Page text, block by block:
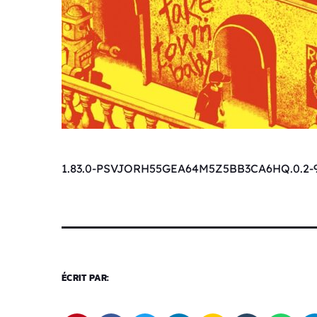
1.83.0-PSVJORH55GEA64M5Z5BB3CA6HQ.0.2-
ÉCRIT PAR: